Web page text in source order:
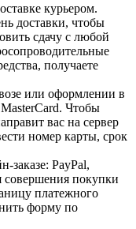
курьером.
доставки, чтобы
сдачу с любой
получаете
или оформлении в
Чтобы
вас на сервер
номер карты, срок
заказе: PayPal,
покупки
платежного
форму по